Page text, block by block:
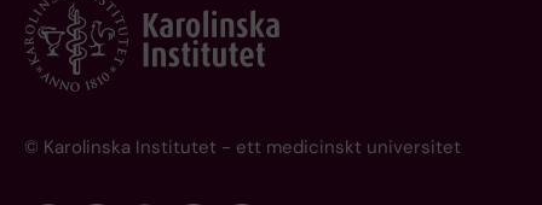
© Karolinska Institutet - ett medicinskt universitet